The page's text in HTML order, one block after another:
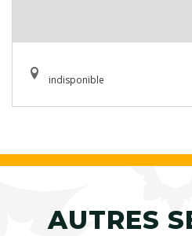
indisponible
AUTRES